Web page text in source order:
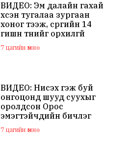
ВИДЕО: Эм далайн гахай
үхсэн тугалаа зургаан
хоног тээж, сүргийн 14
гишүүн түүнийг орхилгүй
сэлжээ
7 цагийн өмнө
ВИДЕО: Нисэх гэж буй
онгоцонд шууд суухыг
оролдсон Орос
эмэгтэйчүүдийн бичлэг
дэлхий нийтийн
анхааралд оров
7 цагийн өмнө